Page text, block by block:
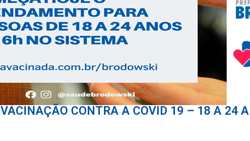
VACINAÇÃO CONTRA A COVID 19 – 18 A 24